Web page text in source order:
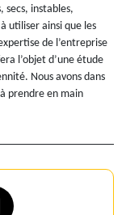
secs, instables,
utiliser ainsi que les
de l’entreprise
l’objet d’une étude
Nous avons dans
prendre en main